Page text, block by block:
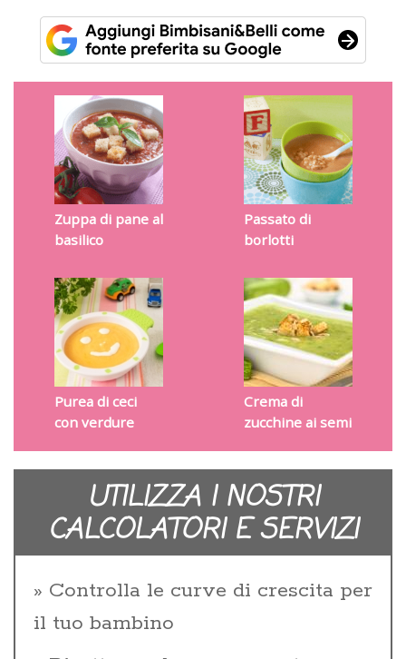
Zuppa di pane al
basilico
Passato di
borlotti
Purea di ceci
con verdure
Crema di
zucchine ai semi
UTILIZZA I NOSTRI
CALCOLATORI E SERVIZI
Controlla le curve di crescita per
il tuo bambino